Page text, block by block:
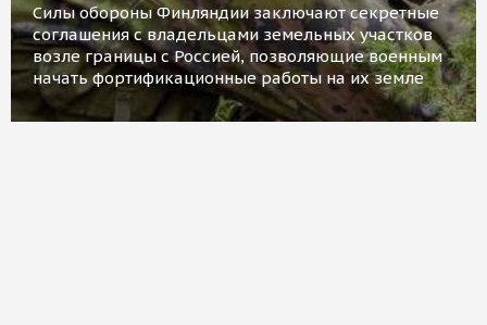
Силы обороны Финляндии заключают секретные
соглашения с владельцами земельных участков
возле границы с Россией, позволяющие военным
начать фортификационные работы на их земле